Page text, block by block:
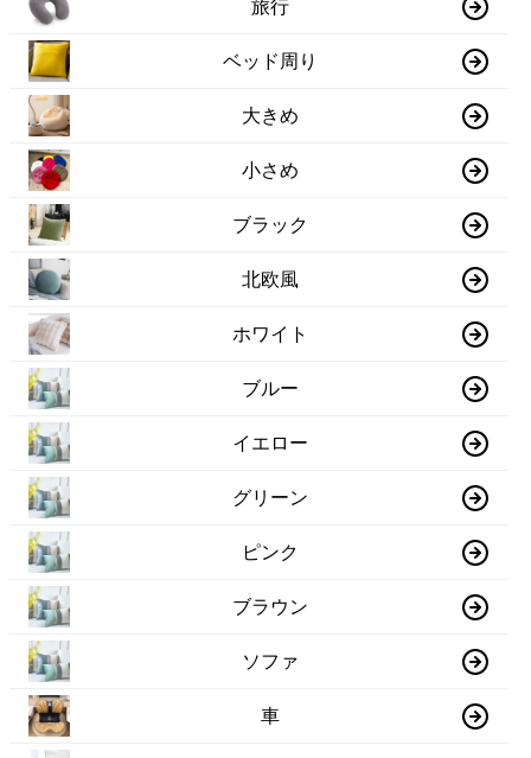
旅行
ベッド周り
大きめ
小さめ
ブラック
北欧風
ホワイト
ブルー
イエロー
グリーン
ピンク
ブラウン
ソファ
車